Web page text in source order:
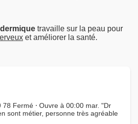
travaille sur la peau pour
et améliorer la santé.
78 Fermé ⋅ Ouvre à 00:00 mar. "Dr
sont métier, personne très agréable